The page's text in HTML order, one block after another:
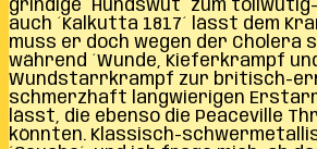
grindige ´Hundswut´ zum
auch ´Kalkutta 1817´ lässt dem
muss er doch wegen der Cholera
während ´Wunde, Kieferkrampf
Wundstarrkrampf zur britisch-
schmerzhaft langwierigen
lässt, die ebenso die Peaceville
könnten. Klassisch-